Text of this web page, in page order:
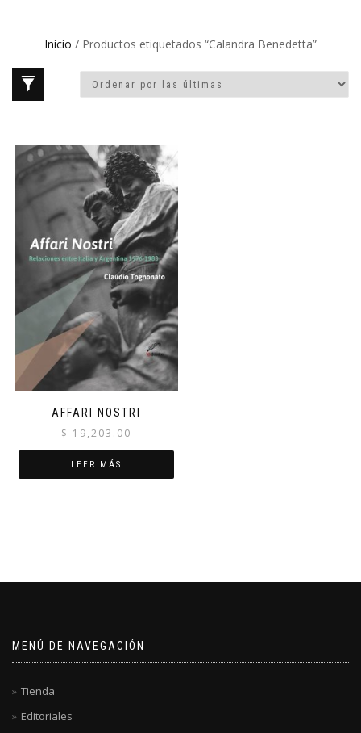
Inicio / Productos etiquetados “Calandra Benedetta”
AFFARI NOSTRI
$ 19,203.00
LEER MÁS
MENÚ DE NAVEGACIÓN
Tienda
Editoriales